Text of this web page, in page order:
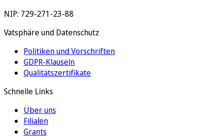
NIP: 729-271-23-88
Vatsphäre und Datenschutz
Politiken und Vorschriften
GDPR-Klauseln
Qualitätszertifikate
Schnelle Links
Über uns
Filialen
Grants